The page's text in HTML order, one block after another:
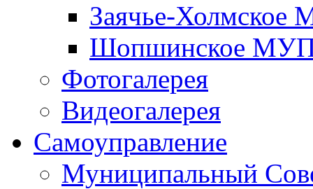
Заячье-
Шопшинское
Фотогалерея
Видеогалерея
Самоуправление
Муниципальный